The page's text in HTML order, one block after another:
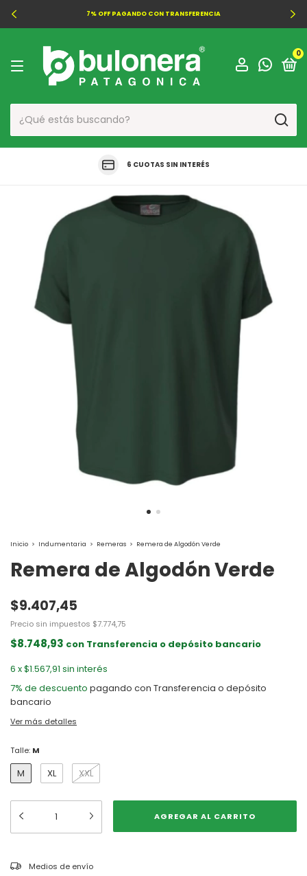
7% OFF PAGANDO CON TRANSFERENCIA
0
6 CUOTAS SIN INTERÉS
Inicio > Indumentaria > Remeras > Remera de Algodón Verde
Remera de Algodón Verde
$9.407,45
Precio sin impuestos $7.774,75
$8.748,93 con Transferencia o depósito bancario
6 x$1.567,91 sin interés
7% de descuento pagando con Transferencia o depósito
bancario
Ver más detalles
Talle: M
M XL XXL
Entregas para el CP:
Medios de envío